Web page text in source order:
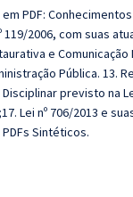
PDF:
119/2006, com suas
e Comunicação
Pública. 13.
previsto na
Lei nº 706/2013 e
Sintéticos.